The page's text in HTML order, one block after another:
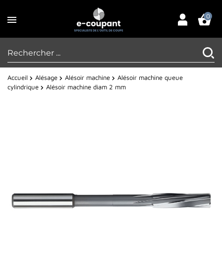
0
Accueil Alésage Alésoir machine
Alésoir machine queue
cylindrique
Alésoir machine diam 2 mm